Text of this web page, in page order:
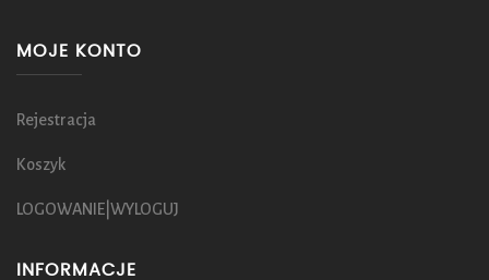
MOJE KONTO
Rejestracja
Koszyk
LOGOWANIE|WYLOGUJ
INFORMACJE